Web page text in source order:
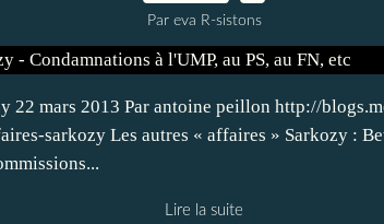
Par eva R-sistons
22 mars 2013 Par antoine peillon http://
sarkozy Les autres « affaires » Sarkozy :
Lire la suite